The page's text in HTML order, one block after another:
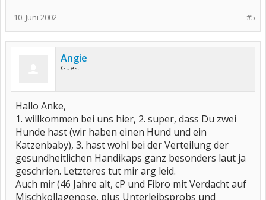
#5
10. Juni 2002
Angie
Guest
Hallo Anke,
1. willkommen bei uns hier, 2. super, dass Du zwei
Hunde hast (wir haben einen Hund und ein
Katzenbaby), 3. hast wohl bei der Verteilung der
gesundheitlichen Handikaps ganz besonders laut ja
geschrien. Letzteres tut mir arg leid.
Auch mir (46 Jahre alt, cP und Fibro mit Verdacht auf
Mischkollagenose, plus Unterleibsprobs und